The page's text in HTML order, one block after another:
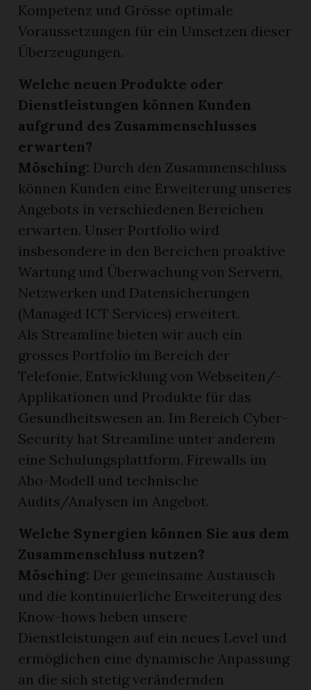
Kompetenz und Grösse optimale
Voraussetzungen für ein Umsetzen dieser
Überzeugungen.
Welche neuen Produkte oder
Dienstleistungen können Kunden
aufgrund des Zusammenschlusses
erwarten?
Mösching: Durch den Zusammenschluss
können Kunden eine Erweiterung unseres
Angebots in verschiedenen Bereichen
erwarten. Unser Portfolio wird
insbesondere in den Bereichen proaktive
Wartung und Überwachung von Servern,
Netzwerken und Datensicherungen
(Managed ICT Services) erweitert.
Als Streamline bieten wir auch ein
grosses Portfolio im Bereich der
Telefonie, Entwicklung von Webseiten/-
Applikationen und Produkte für das
Gesundheitswesen an. Im Bereich Cyber-
Security hat Streamline unter anderem
eine Schulungsplattform, Firewalls im
Abo-Modell und technische
Audits/Analysen im Angebot.
Welche Synergien können Sie aus dem
Zusammenschluss nutzen?
Mösching: Der gemeinsame Austausch
und die kontinuierliche Erweiterung des
Know-hows heben unsere
Dienstleistungen auf ein neues Level und
ermöglichen eine dynamische Anpassung
an die sich stetig verändernden